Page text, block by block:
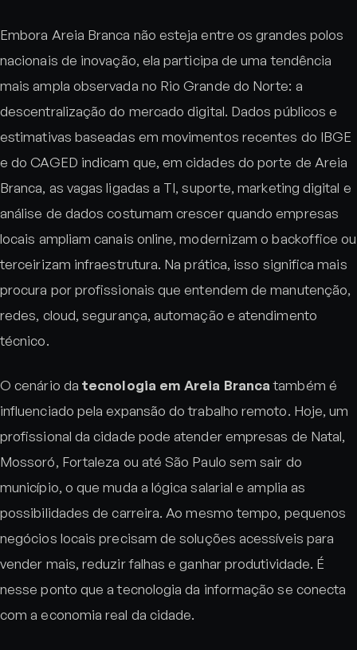
Embora Areia Branca não esteja entre os grandes polos
nacionais de inovação, ela participa de uma tendência
mais ampla observada no Rio Grande do Norte: a
descentralização do mercado digital. Dados públicos e
estimativas baseadas em movimentos recentes do IBGE
e do CAGED indicam que, em cidades do porte de Areia
Branca, as vagas ligadas a TI, suporte, marketing digital e
análise de dados costumam crescer quando empresas
locais ampliam canais online, modernizam o backoffice ou
terceirizam infraestrutura. Na prática, isso significa mais
procura por profissionais que entendem de manutenção,
redes, cloud, segurança, automação e atendimento
técnico.
O cenário datecnologia em Areia Brancatambém é
influenciado pela expansão do trabalho remoto. Hoje, um
profissional da cidade pode atender empresas de Natal,
Mossoró, Fortaleza ou até São Paulo sem sair do
município, o que muda a lógica salarial e amplia as
possibilidades de carreira. Ao mesmo tempo, pequenos
negócios locais precisam de soluções acessíveis para
vender mais, reduzir falhas e ganhar produtividade. É
nesse ponto que a tecnologia da informação se conecta
com a economia real da cidade.